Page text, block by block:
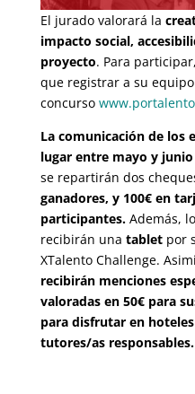
El jurado valorará la
impacto social,
proyecto. Para
que registrar a su
concurso
La comunicación de los
lugar entre mayo y junio
se repartirán dos
ganadores, y 100€ en
participantes.Además,
recibirán una tablet por
XTalento Challenge.
recibirán menciones
valoradas en 50€ para
para disfrutar en
tutores/as responsables.